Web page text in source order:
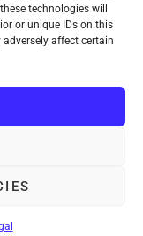
technologies will
or unique IDs on this
affect certain